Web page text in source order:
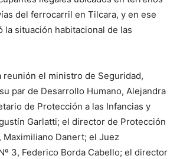
del ferrocarril en Tilcara, y en ese
la situación habitacional de las
reunión el ministro de Seguridad,
par de Desarrollo Humano, Alejandra
de Protección a las Infancias y
Garlatti; el director de Protección
Maximiliano Danert; el Juez
3, Federico Borda Cabello; el director